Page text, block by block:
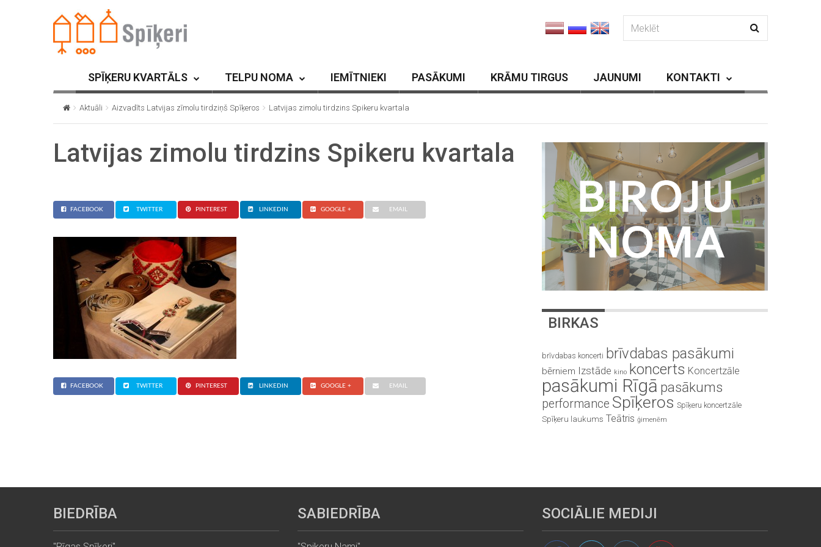
SPĪĶERU KVARTĀLS TELPU NOMA IEMĪTNIEKI PASĀKUMI KRĀMU TIRGUS JAUNUMI KONTAKTI
Aktuāli Aizvadīts Latvijas zīmolu tirdziņš Spīķeros Latvijas zimolu tirdzins Spikeru kvartala
Latvijas zimolu tirdzins Spikeru kvartala
FACEBOOK TWITTER PINTEREST LINKEDIN GOOGLE + EMAIL
FACEBOOK TWITTER PINTEREST LINKEDIN GOOGLE + EMAIL
BIRKAS
brīvdabas koncerti brīvdabas pasākumi
bērniem Izstāde kino koncerts Koncertzāle
pasākumi Rīgā pasākums
performance Spīķeros Spīķeru koncertzāle
Spīķeru laukums Teātris ģimenēm
BIEDRĪBA SABIEDRĪBA SOCIĀLIE MEDIJI